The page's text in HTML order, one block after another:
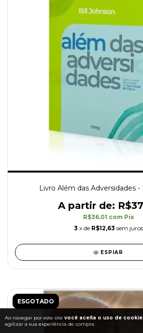
Ao navegar por este site você aceita o uso de
agilizar a sua experiência de compra.
Livro Além das Adversidades -
R$36,01 com Pix
3 x de R$12,63 sem juros
ESPIAR
ESGOTADO